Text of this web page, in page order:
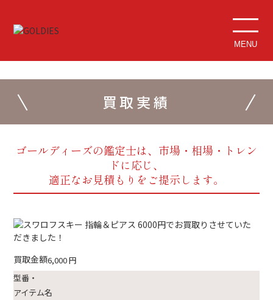
MENU
買取実績
ゴールディーズの鑑定士は、市場・相場・トレン
ドに応じ、
適正なお見積もりをご提示します。
買取金額6,000円
型番・
アイテム名